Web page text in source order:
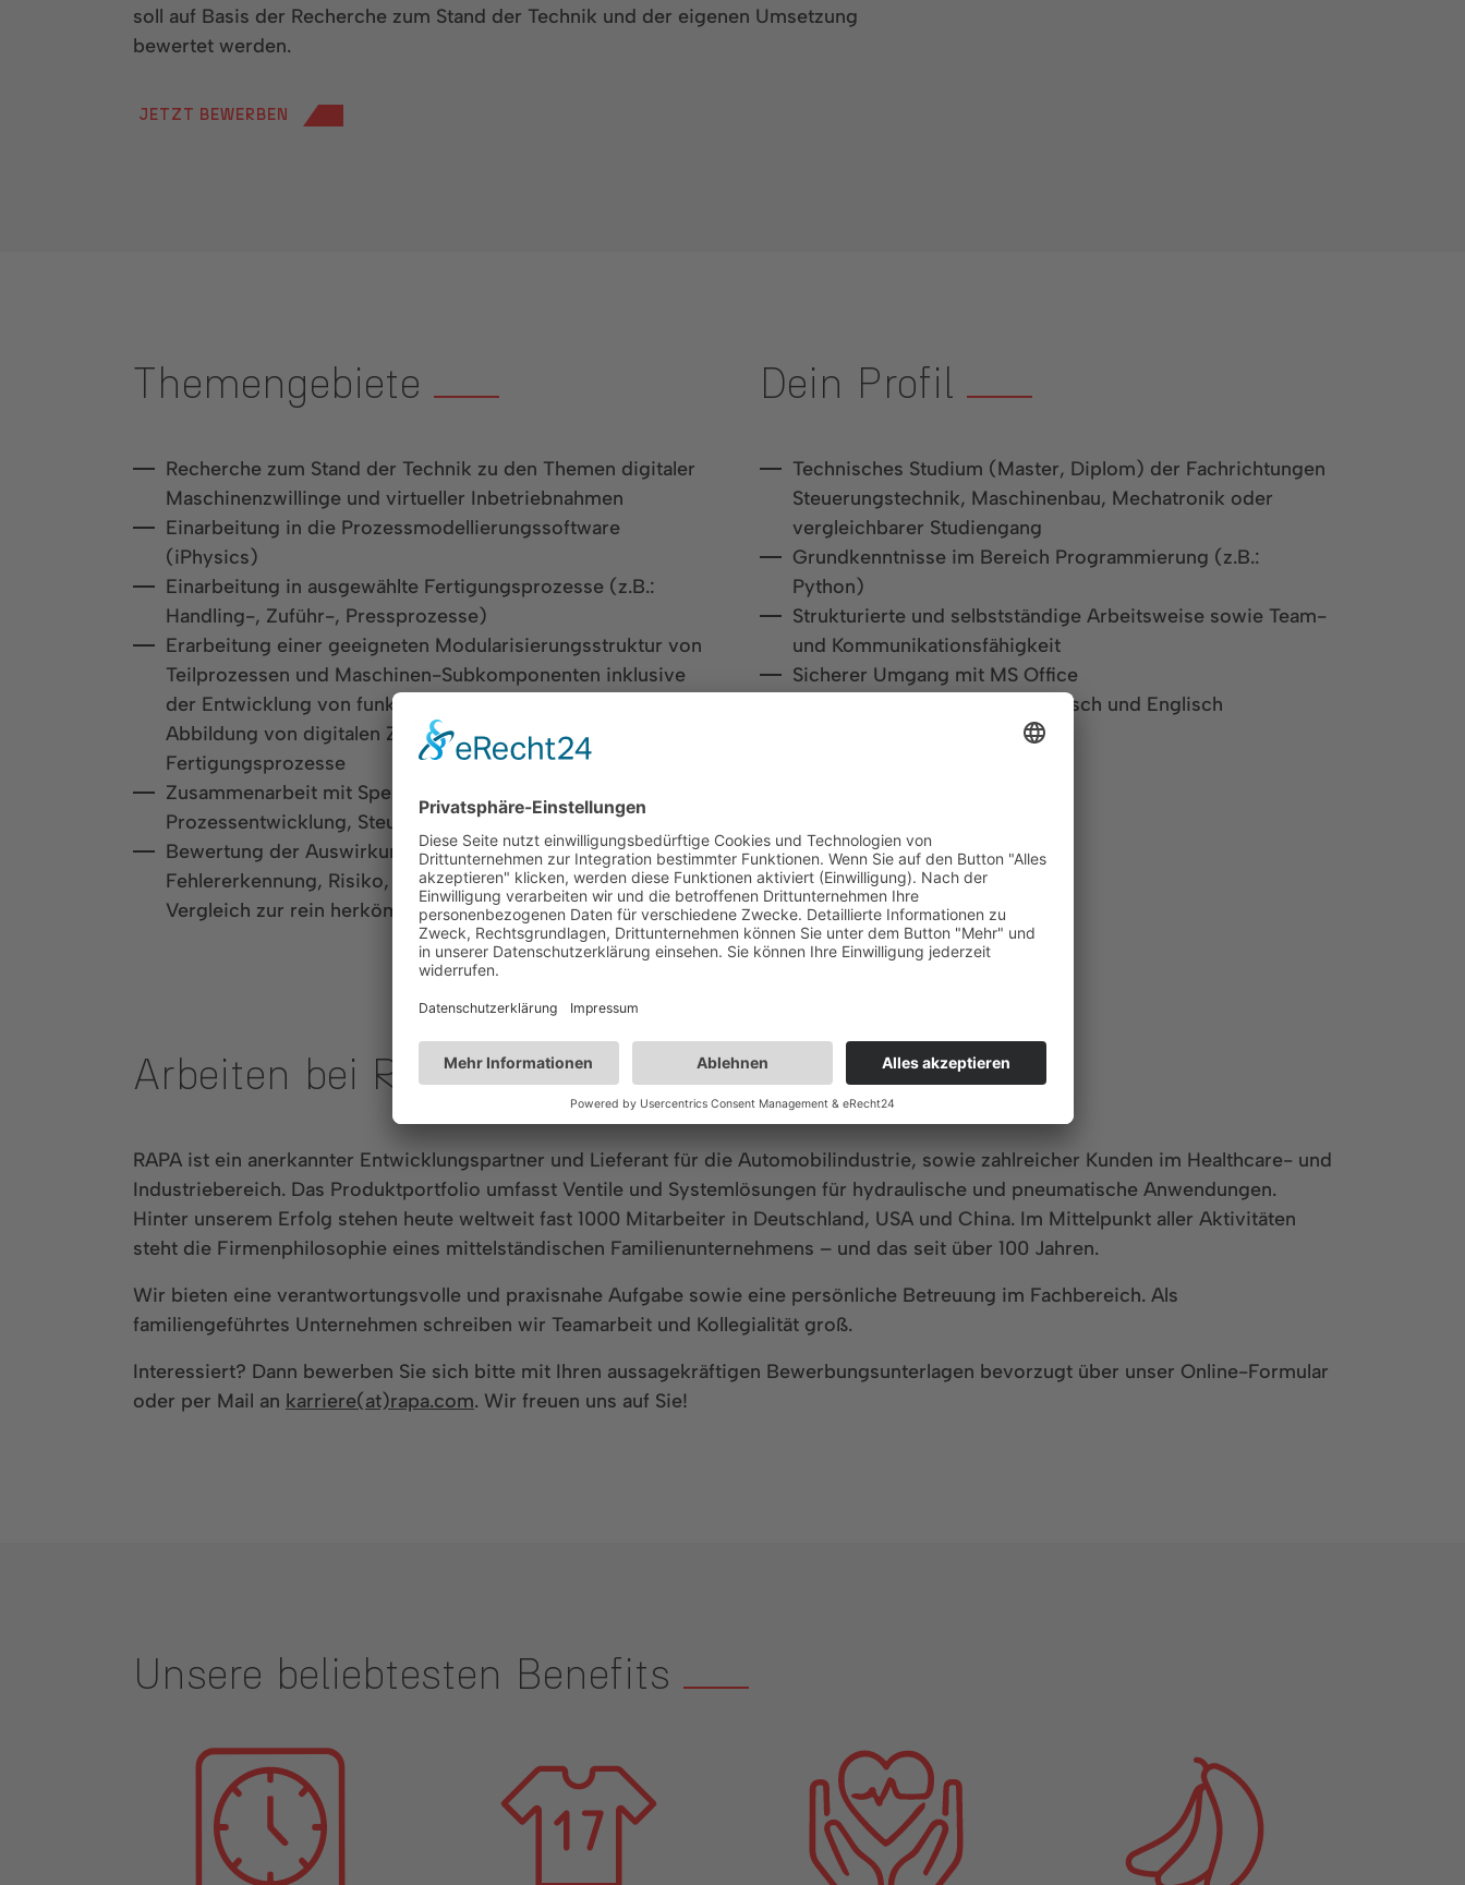
soll auf Basis der Recherche zum Stand der Technik und der eigenen Umsetzung
bewertet werden.
JETZT BEWERBEN
Themengebiete
Recherche zum Stand der Technik zu den Themen digitaler
Maschinenzwillinge und virtueller Inbetriebnahmen
Einarbeitung in die Prozessmodellierungssoftware
(iPhysics)
Einarbeitung in ausgewählte Fertigungsprozesse (z.B.:
Handling-, Zuführ-, Pressprozesse)
Erarbeitung einer geeigneten Modularisierungsstruktur von
Teilprozessen und Maschinen-Subkomponenten inklusive
der Entwicklung von funktionsfähigen Modellbausteinen zur
Abbildung von digitalen Zwillingen für ausgewählte
Fertigungsprozesse
Zusammenarbeit mit Spezialisten aus den Bereichen
Prozessentwicklung, Steuerungstechnik und Projektierung
Bewertung der Auswirkungen auf Inbetriebnahmedauer,
Fehlererkennung, Risiko, Zeit- und Kosteneinsparungen im
Vergleich zur rein herkömmlichen Inbetriebnahme
Dein Profil
Technisches Studium (Master, Diplom) der Fachrichtungen
Steuerungstechnik, Maschinenbau, Mechatronik oder
vergleichbarer Studiengang
Grundkenntnisse im Bereich Programmierung (z.B.:
Python)
Strukturierte und selbstständige Arbeitsweise sowie Team-
und Kommunikationsfähigkeit
Sicherer Umgang mit MS Office
Gute Sprachkenntnisse in Deutsch und Englisch
Arbeiten bei RAPA
RAPA ist ein anerkannter Entwicklungspartner und Lieferant für die Automobilindustrie, sowie zahlreicher Kunden im Healthcare- und
Industriebereich. Das Produktportfolio umfasst Ventile und Systemlösungen für hydraulische und pneumatische Anwendungen.
Hinter unserem Erfolg stehen heute weltweit fast 1000 Mitarbeiter in Deutschland, USA und China. Im Mittelpunkt aller Aktivitäten
steht die Firmenphilosophie eines mittelständischen Familienunternehmens – und das seit über 100 Jahren.
Wir bieten eine verantwortungsvolle und praxisnahe Aufgabe sowie eine persönliche Betreuung im Fachbereich. Als
familiengeführtes Unternehmen schreiben wir Teamarbeit und Kollegialität groß.
Interessiert? Dann bewerben Sie sich bitte mit Ihren aussagekräftigen Bewerbungsunterlagen bevorzugt über unser Online-Formular
oder per Mail an karriere(at)rapa.com. Wir freuen uns auf Sie!
Unsere beliebtesten Benefits